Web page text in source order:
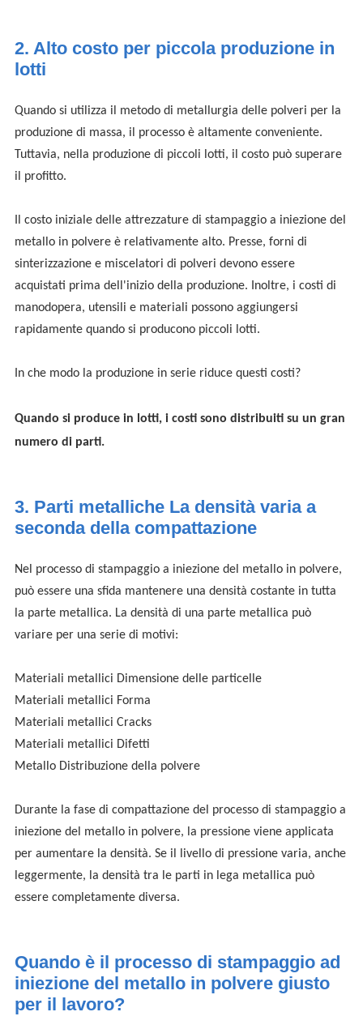
2. Alto costo per piccola produzione in
lotti
Quando si utilizza il metodo di metallurgia delle polveri per la
produzione di massa, il processo è altamente conveniente.
Tuttavia, nella produzione di piccoli lotti, il costo può superare
il profitto.
Il costo iniziale delle attrezzature di stampaggio a iniezione del
metallo in polvere è relativamente alto. Presse, forni di
sinterizzazione e miscelatori di polveri devono essere
acquistati prima dell'inizio della produzione. Inoltre, i costi di
manodopera, utensili e materiali possono aggiungersi
rapidamente quando si producono piccoli lotti.
In che modo la produzione in serie riduce questi costi?
Quando si produce in lotti, i costi sono distribuiti su un gran
numero di parti.
3. Parti metalliche La densità varia a
seconda della compattazione
Nel processo di stampaggio a iniezione del metallo in polvere,
può essere una sfida mantenere una densità costante in tutta
la parte metallica. La densità di una parte metallica può
variare per una serie di motivi:
Materiali metallici Dimensione delle particelle
Materiali metallici Forma
Materiali metallici Cracks
Materiali metallici Difetti
Metallo Distribuzione della polvere
Durante la fase di compattazione del processo di stampaggio a
iniezione del metallo in polvere, la pressione viene applicata
per aumentare la densità. Se il livello di pressione varia, anche
leggermente, la densità tra le parti in lega metallica può
essere completamente diversa.
Quando è il processo di stampaggio ad
iniezione del metallo in polvere giusto
per il lavoro?